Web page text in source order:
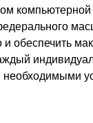
обеспечить